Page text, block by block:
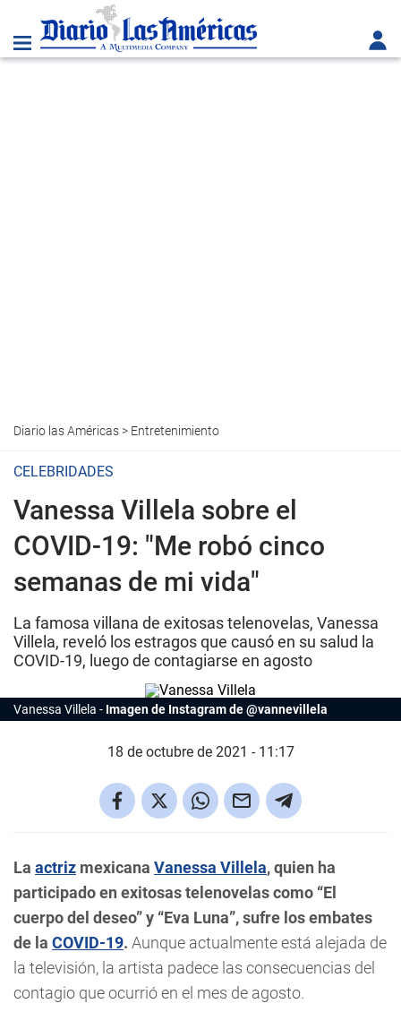
Diario las Américas> Entretenimiento
CELEBRIDADES
Vanessa Villela sobre el
COVID-19: "Me robó cinco
semanas de mi vida"
La famosa villana de exitosas telenovelas, Vanessa
Villela, reveló los estragos que causó en su salud la
COVID-19, luego de contagiarse en agosto
Vanessa Villela Imagen de Instagram de @vannevillela
18 de octubre de 2021 - 11:17
La actriz mexicana Vanessa Villela, quien ha
participado en exitosas telenovelas como “El
cuerpo del deseo” y “Eva Luna”, sufre los embates
de la COVID-19. Aunque actualmente está alejada de
la televisión, la artista padece las consecuencias del
contagio que ocurrió en el mes de agosto.